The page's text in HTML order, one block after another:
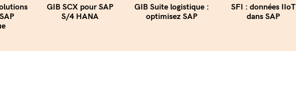
GIB SCX pour SAP
S/4 HANA
GIB Suite logistique :
optimisez SAP
SFI : données IIoT
dans SAP